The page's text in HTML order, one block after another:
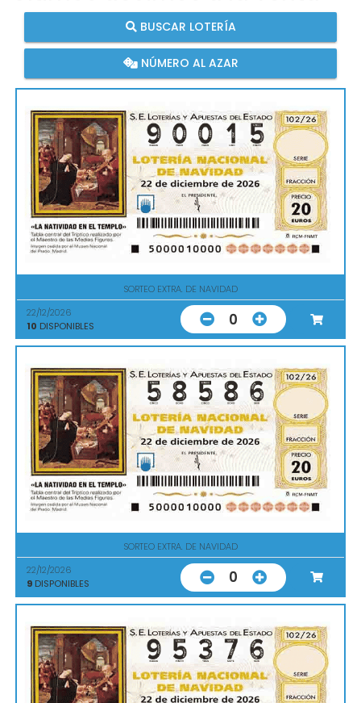
BUSCAR LOTERÍA
NÚMERO AL AZAR
SORTEO EXTRA. DE NAVIDAD
22/12/2026
10 DISPONIBLES 0
SORTEO EXTRA. DE NAVIDAD
22/12/2026
9 DISPONIBLES 0